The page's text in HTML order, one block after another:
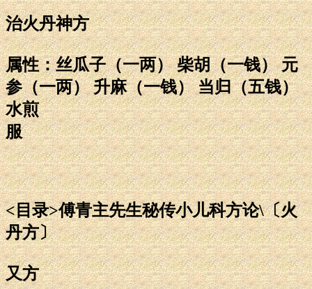
治火丹神方
属性：丝瓜子（一两） 柴胡（一钱） 元
参（一两） 升麻（一钱） 当归（五钱）
水煎
服
<目录>傅青主先生秘传小儿科方论\〔火
丹方〕
又方